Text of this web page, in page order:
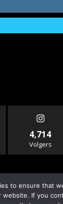
4,714
Volgers
to ensure that
website. If you